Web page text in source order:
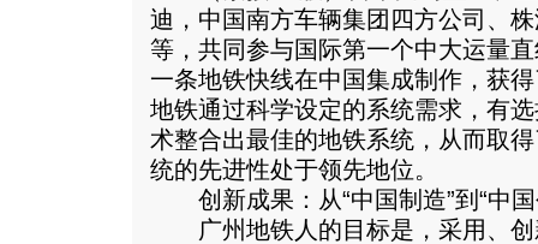
迪，中国南方车辆集团四方公司、
等，共同参与国际第一个中大运量
一条地铁快线在中国集成制作，获
地铁通过科学设定的系统需求，有
术整合出最佳的地铁系统，从而取
统的先进性处于领先地位。
创新成果：从“中国制造”到“中国
广州地铁人的目标是，采用、创